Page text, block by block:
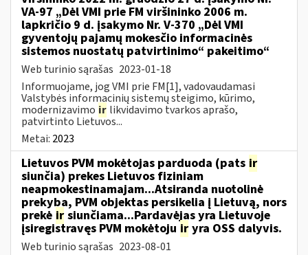
VA-97 „Dėl VMI prie FM viršininko 2006 m.
lapkričio 9 d. įsakymo Nr. V-370 „Dėl VMI
gyventojų pajamų mokesčio informacinės
sistemos nuostatų patvirtinimo“ pakeitimo“
Web turinio sąrašas 2023-01-18
Informuojame, jog VMI prie FM[1], vadovaudamasi
Valstybės informacinių sistemų steigimo, kūrimo,
modernizavimo ir likvidavimo tvarkos aprašo,
patvirtinto Lietuvos...
Metai: 2023
Lietuvos PVM mokėtojas parduoda (pats ir
siunčia) prekes Lietuvos fiziniam
neapmokestinamajam...Atsiranda nuotolinė
prekyba, PVM objektas persikelia į Lietuvą, nors
prekė ir siunčiama...Pardavėjas yra Lietuvoje
įsiregistravęs PVM mokėtoju ir yra OSS dalyvis.
Web turinio sąrašas 2023-08-01